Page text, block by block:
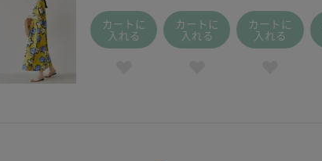
カートに
入れる
カートに
入れる
カートに
入れる